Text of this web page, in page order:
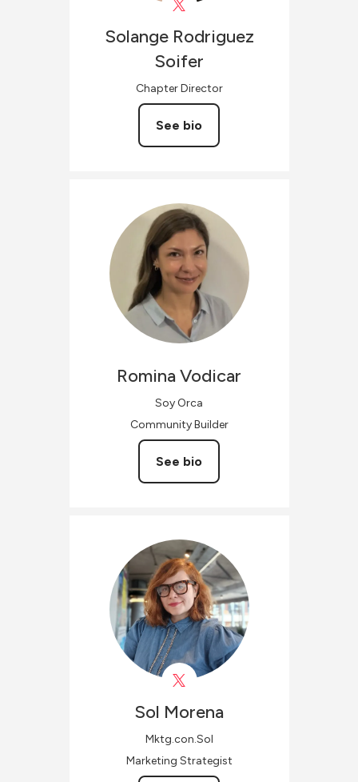
Solange Rodriguez
Soifer
Chapter Director
See bio
Romina Vodicar
Soy Orca
Community Builder
See bio
Sol Morena
Mktg.con.Sol
Marketing Strategist